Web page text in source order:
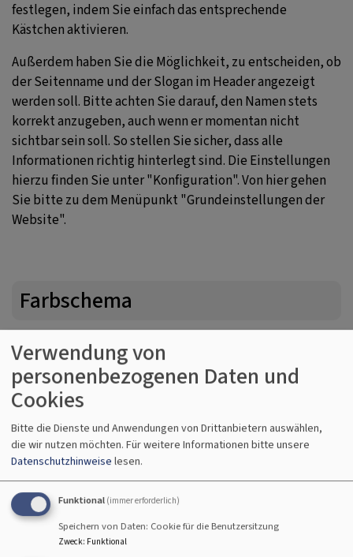
festlegen, indem Sie einfach das entsprechende
Kästchen aktivieren.
Außerdem haben Sie die Möglichkeit, zu entscheiden, ob
der Seitenname und der Slogan im Header angezeigt
werden soll. Bitte achten Sie darauf, den Namen stets
korrekt anzugeben, auch wenn er momentan nicht
sichtbar sein soll. So stellen Sie sicher, dass alle
Informationen richtig hinterlegt sind. Die Einstellungen
hierzu finden Sie unter "Konfiguration". Von hier gehen
Sie bitte zu dem Menüpunkt "Grundeinstellungen der
Website".
Farbschema
Wünschen gestalten.
Dazu können Sie entweder aus den offiziellen Farben des
ELKB Style Guides eine Farbe einstellen, die perfekt auf
Ihre Seite abgestimmt ist
Oder, falls Sie eine spezielle Farbe bevorzugen, haben
Sie die Möglichkeit, diese individuell festzulegen. Geben
Sie dazu einfach den gewünschten Hex-Code in das Feld
„Hauptfarbe“ ein.
Verwendung von
personenbezogenen Daten und
Cookies
Bitte die Dienste und Anwendungen von Drittanbietern auswählen,
die wir nutzen möchten. Für weitere Informationen bitte unsere
Datenschutzhinweise lesen.
Funktional (immer erforderlich)
Speichern von Daten: Cookie für die Benutzersitzung
Zweck: Funktional